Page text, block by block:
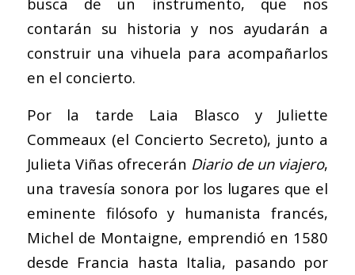
contarán su historia y nos ayudarán a
construir una vihuela para acompañarlos
en el concierto.
Por la tarde Laia Blasco y Juliette
Commeaux (el Concierto Secreto), junto a
Julieta Viñas ofrecerán Diario de un viajero,
una travesía sonora por los lugares que el
eminente filósofo y humanista francés,
Michel de Montaigne, emprendió en 1580
desde Francia hasta Italia, pasando por